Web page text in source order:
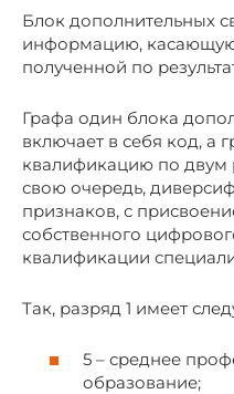
Блок дополнительных
информацию,
полученной по
Графа один блока
включает в себя код, а
квалификацию по двум
свою очередь,
признаков, с
собственного
квалификации
Так, разряд 1 имеет
5 – среднее
образование;